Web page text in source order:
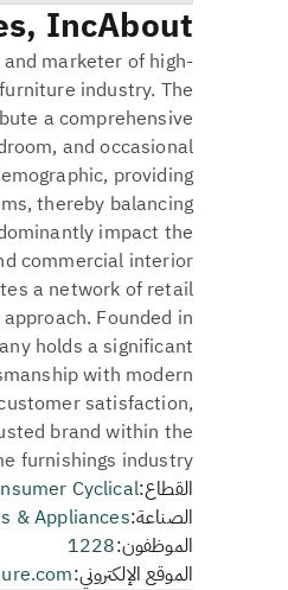
About
Inc.
marketer of high-
industry. The
a comprehensive
and occasional
providing
thereby balancing
impact the
commercial interior
a network of retail
Founded in
holds a significant
with modern
satisfaction,
brand within the
furnishings industry.
القطاع:Cyclical
الصناعة:& Appliances
الموظفون:1228
الموقع الإلكتروني: